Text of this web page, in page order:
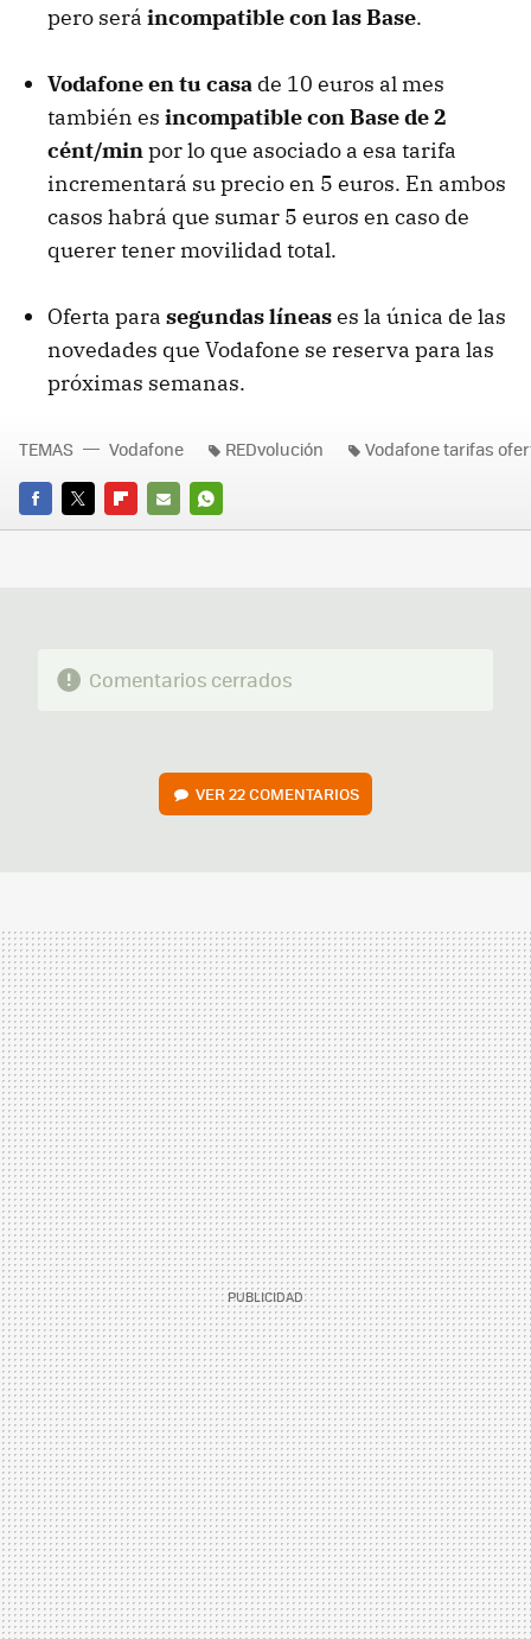
pero será incompatible con las Base.
Vodafone en tu casa de 10 euros al mes
también es incompatible con Base de 2
cént/minpor lo que asociado a esa tarifa
incrementará su precio en 5 euros. En ambos
casos habrá que sumar 5 euros en caso de
querer tener movilidad total.
Oferta para segundas líneases la única de las
novedades que Vodafone se reserva para las
próximas semanas.
FACEBOOK
TWITTERFLIPBOARD
E-
WHATSAPP
TEMAS Vodafone REDvolución Vodafone tarifas
Comentarios cerrados
VER22 COMENTARIOS